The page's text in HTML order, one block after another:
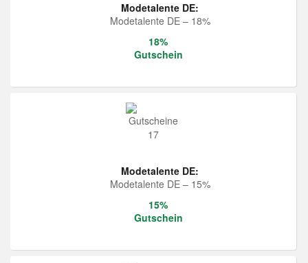
Modetalente DE:
Modetalente DE – 18%
18%
Gutschein
Modetalente DE:
Modetalente DE – 15%
15%
Gutschein